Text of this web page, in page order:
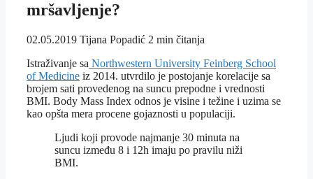
mršavljenje?
02.05.2019 Tijana Popadić 2 min čitanja
Istraživanje sa Northwestern University Feinberg School
of Medicine iz 2014. utvrdilo je postojanje korelacije sa
brojem sati provedenog na suncu prepodne i vrednosti
BMI. Body Mass Index odnos je visine i težine i uzima se
kao opšta mera procene gojaznosti u populaciji.
Ljudi koji provode najmanje 30 minuta na
suncu između 8 i 12h imaju po pravilu niži
BMI.